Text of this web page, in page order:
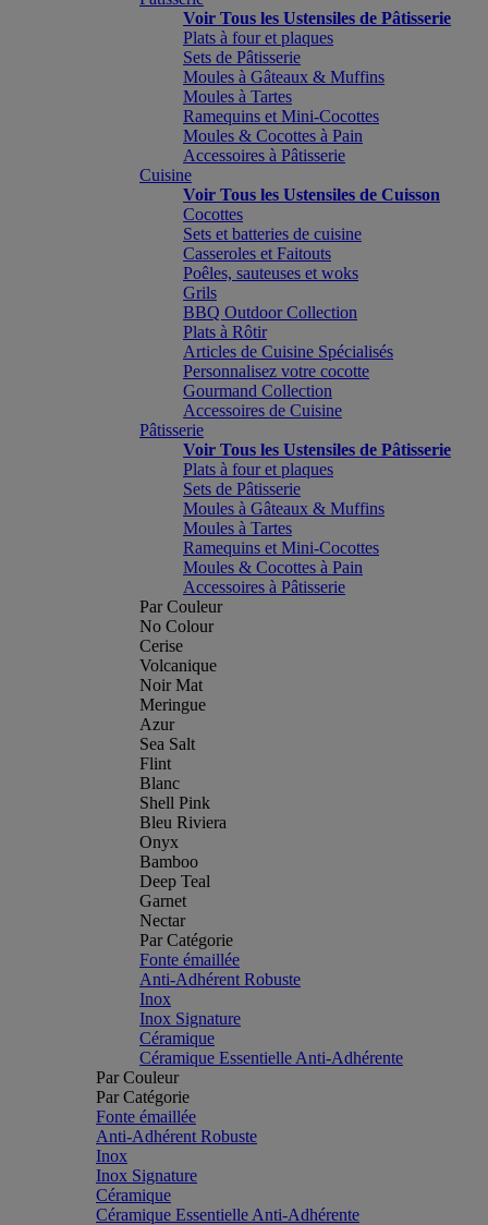
Voir Tous les Ustensiles de Pâtisserie
Plats à four et plaques
Sets de Pâtisserie
Moules à Gâteaux & Muffins
Moules à Tartes
Ramequins et Mini-Cocottes
Moules & Cocottes à Pain
Accessoires à Pâtisserie
Cuisine
Voir Tous les Ustensiles de Cuisson
Cocottes
Sets et batteries de cuisine
Casseroles et Faitouts
Poêles, sauteuses et woks
Grils
BBQ Outdoor Collection
Plats à Rôtir
Articles de Cuisine Spécialisés
Personnalisez votre cocotte
Gourmand Collection
Accessoires de Cuisine
Pâtisserie
Voir Tous les Ustensiles de Pâtisserie
Plats à four et plaques
Sets de Pâtisserie
Moules à Gâteaux & Muffins
Moules à Tartes
Ramequins et Mini-Cocottes
Moules & Cocottes à Pain
Accessoires à Pâtisserie
Par Couleur
No Colour
Cerise
Volcanique
Noir Mat
Meringue
Azur
Sea Salt
Flint
Blanc
Shell Pink
Bleu Riviera
Onyx
Bamboo
Deep Teal
Garnet
Nectar
Par Catégorie
Fonte émaillée
Anti-Adhérent Robuste
Inox
Inox Signature
Céramique
Céramique Essentielle Anti-Adhérente
Par Couleur
Par Catégorie
Fonte émaillée
Anti-Adhérent Robuste
Inox
Inox Signature
Céramique
Céramique Essentielle Anti-Adhérente